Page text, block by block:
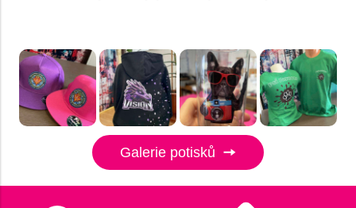
Galerie potisků